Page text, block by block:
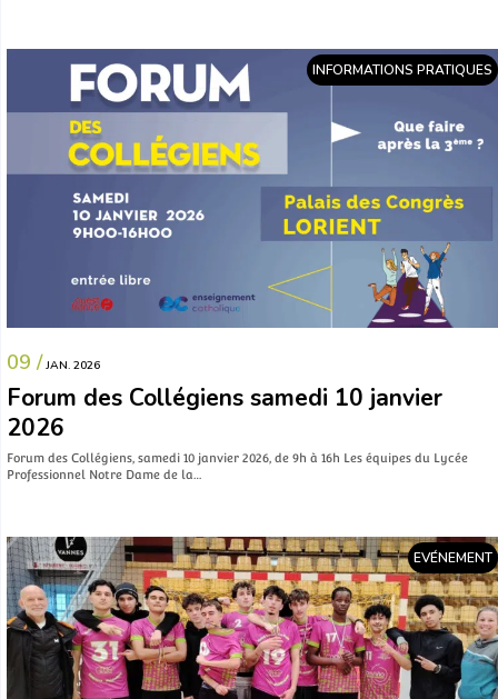
INFORMATIONS PRATIQUES
09 / JAN. 2026
Forum des Collégiens samedi 10 janvier
2026
Forum des Collégiens, samedi 10 janvier 2026, de 9h à 16h Les équipes du Lycée
Professionnel Notre Dame de la…
EVÉNEMENT